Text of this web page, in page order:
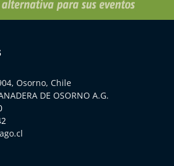
Osorno, Chile
DE OSORNO A.G.